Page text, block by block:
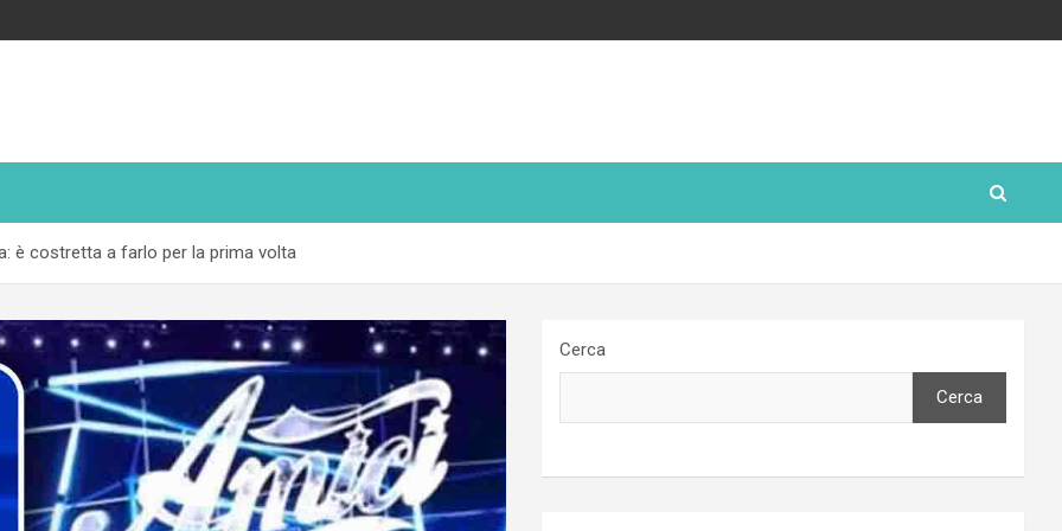
è costretta a farlo per la prima volta
Cerca
Cerca